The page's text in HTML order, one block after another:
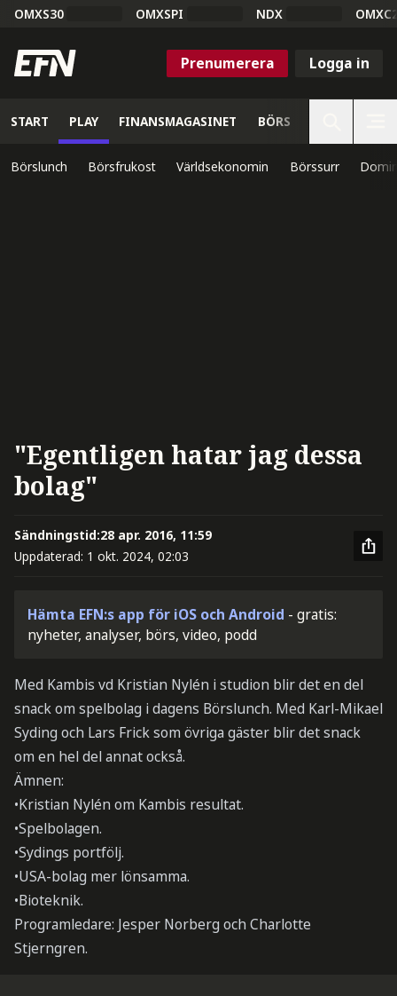
OMXS30 OMXSPI NDX
Prenumerera Logga in
START PLAY FINANSMAGASINET BÖRS
Börslunch Börsfrukost Världsekonomin Börssurr
"Egentligen hatar jag dessa
bolag"
Sändningstid:28 apr. 2016, 11:59
Uppdaterad: 1 okt. 2024, 02:03
Hämta EFN:s app för iOS och Android - gratis:
nyheter, analyser, börs, video, podd
Med Kambis vd Kristian Nylén i studion blir det en del
snack om spelbolag i dagens Börslunch. Med Karl-Mikael
Syding och Lars Frick som övriga gäster blir det snack
om en hel del annat också.
Ämnen:
•Kristian Nylén om Kambis resultat.
•Spelbolagen.
•Sydings portfölj.
•USA-bolag mer lönsamma.
•Bioteknik.
Programledare: Jesper Norberg och Charlotte
Stjerngren.